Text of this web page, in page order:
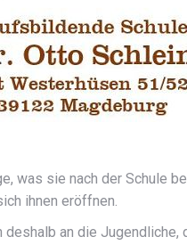
was sie nach der Schule
ihnen eröffnen.
an die